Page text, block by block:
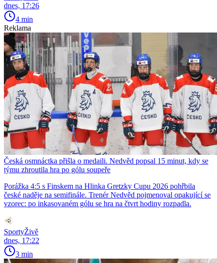
dnes, 17:26
4 min
Reklama
Česká osmnáctka přišla o medaili. Nedvěd popsal 15 minut, kdy se
týmu zhroutila hra po gólu soupeře
Porážka 4:5 s Finskem na Hlinka Gretzky Cupu 2026 pohřbila
české naděje na semifinále. Trenér Nedvěd pojmenoval opakující se
vzorec: po inkasovaném gólu se hra na čtvrt hodiny rozpadla.
SportyŽivě
dnes, 17:22
3 min